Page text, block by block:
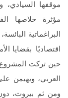
موقفها السيادي،
مؤثرة خلاصها
البراغماتية
اقتصاديًا بقضايا
حين تركت المشروع
العربي، ويهيمن
ومن ثم بيروت،